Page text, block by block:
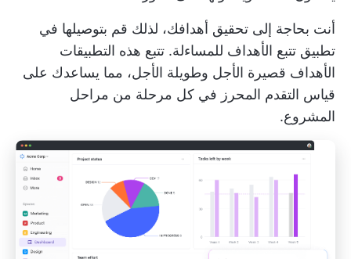
أنت بحاجة إلى تحقيق أهدافك، لذلك قم بتوصيلها في
تطبيق تتبع الأهداف للمساءلة. تتبع هذه التطبيقات
الأهداف قصيرة الأجل وطويلة الأجل، مما يساعدك على
قياس التقدم المحرز في كل مرحلة من مراحل
المشروع.